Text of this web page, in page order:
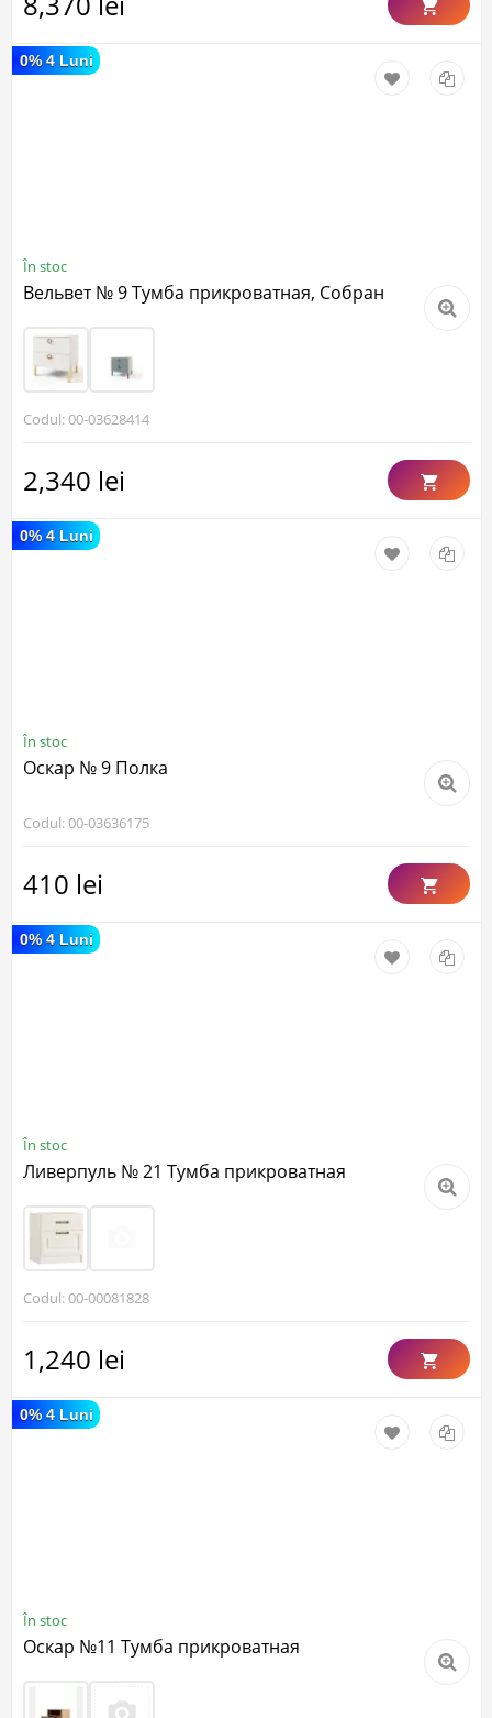
În stoc
Вельвет № 9 Тумба прикроватная, Собран
Codul: 00-03628414
2,340 lei
0% 4 Luni
În stoc
Оскар № 9 Полка
Codul: 00-03636175
410 lei
0% 4 Luni
În stoc
Ливерпуль № 21 Тумба прикроватная
Codul: 00-00081828
1,240 lei
0% 4 Luni
În stoc
Оскар №11 Тумба прикроватная
0% 4 Luni